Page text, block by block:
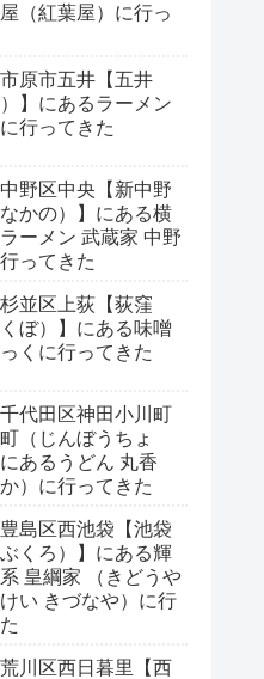
（紅葉屋）に行っ
原市五井【五井
）】にあるラーメン
行ってきた
野区中央【新中野
なかの）】にある横
ーメン 武蔵家 中野
ってきた
並区上荻【荻窪
くぼ）】にある味噌
くに行ってきた
代田区神田小川町
町（じんぼうちょ
あるうどん 丸香
か）に行ってきた
島区西池袋【池袋
ぶくろ）】にある輝
皇綱家 （きどうや
い きづなや）に行
川区西日暮里【西